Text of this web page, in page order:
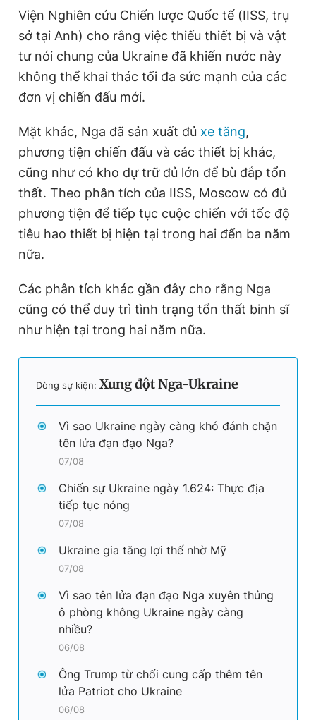
Viện Nghiên cứu Chiến lược Quốc tế (IISS, trụ
sở tại Anh) cho rằng việc thiếu thiết bị và vật
tư nói chung của Ukraine đã khiến nước này
không thể khai thác tối đa sức mạnh của các
đơn vị chiến đấu mới.
Mặt khác, Nga đã sản xuất đủ xe tăng,
phương tiện chiến đấu và các thiết bị khác,
cũng như có kho dự trữ đủ lớn để bù đắp tổn
thất. Theo phân tích của IISS, Moscow có đủ
phương tiện để tiếp tục cuộc chiến với tốc độ
tiêu hao thiết bị hiện tại trong hai đến ba năm
nữa.
Các phân tích khác gần đây cho rằng Nga
cũng có thể duy trì tình trạng tổn thất binh sĩ
như hiện tại trong hai năm nữa.
Dòng sự kiện: Xung đột Nga-Ukraine
Vì sao Ukraine ngày càng khó đánh chặn
tên lửa đạn đạo Nga?
07/08
Chiến sự Ukraine ngày 1.624: Thực địa
tiếp tục nóng
07/08
Ukraine gia tăng lợi thế nhờ Mỹ
07/08
Vì sao tên lửa đạn đạo Nga xuyên thủng
ô phòng không Ukraine ngày càng
nhiều?
06/08
Ông Trump từ chối cung cấp thêm tên
lửa Patriot cho Ukraine
06/08